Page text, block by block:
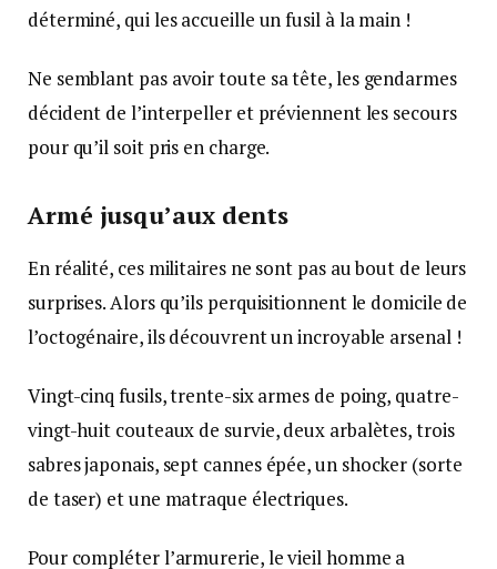
déterminé, qui les accueille un fusil à la main !
Ne semblant pas avoir toute sa tête, les gendarmes
décident de l’interpeller et préviennent les secours
pour qu’il soit pris en charge.
Armé jusqu’aux dents
En réalité, ces militaires ne sont pas au bout de leurs
surprises. Alors qu’ils perquisitionnent le domicile de
l’octogénaire, ils découvrent un incroyable arsenal !
Vingt-cinq fusils, trente-six armes de poing, quatre-
vingt-huit couteaux de survie, deux arbalètes, trois
sabres japonais, sept cannes épée, un shocker (sorte
de taser) et une matraque électriques.
Pour compléter l’armurerie, le vieil homme a